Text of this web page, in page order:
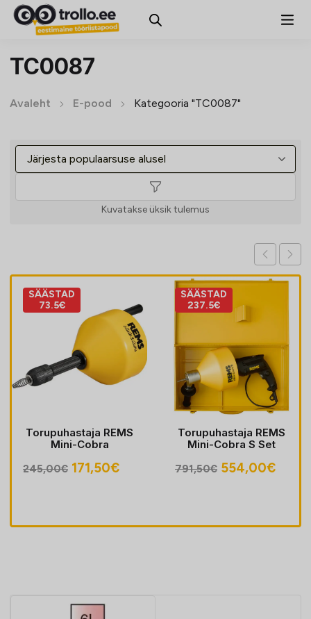
TC0087
Avaleht E-pood Kategooria "TC0087"
Kuvatakse üksik tulemus
SÄÄSTAD
73.5€
Torupuhastaja REMS
Mini-Cobra
245,00€ Algne
171,50€Praegune
SÄÄSTAD
237.5€
Torupuhastaja REMS
Mini-Cobra S Set
791,50€ Algne
554,00€